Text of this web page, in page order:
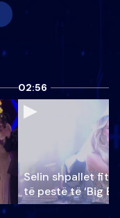
02:56
Selin shpallet
të pestë të ‘Big